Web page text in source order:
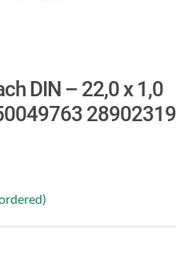
DIN – 22,0 x 1,0
28902319